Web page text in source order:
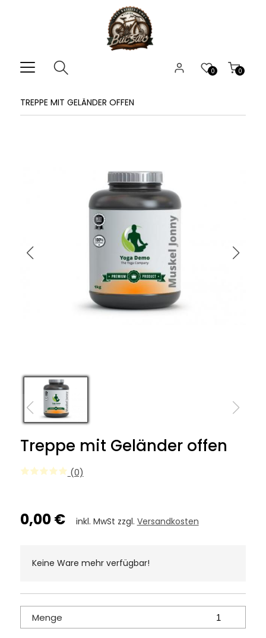
0
0
TREPPE MIT GELÄNDER OFFEN
Treppe mit Geländer offen
(0)
0,00 € inkl. MwSt zzgl. Versandkosten
Keine Ware mehr verfügbar!
Menge